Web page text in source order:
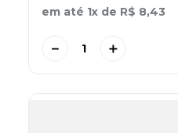
em até 1x de R$ 8,43
＋
－